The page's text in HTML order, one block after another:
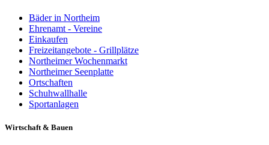
Bäder in Northeim
Ehrenamt - Vereine
Einkaufen
Freizeitangebote - Grillplätze
Northeimer Wochenmarkt
Northeimer Seenplatte
Ortschaften
Schuhwallhalle
Sportanlagen
Wirtschaft & Bauen